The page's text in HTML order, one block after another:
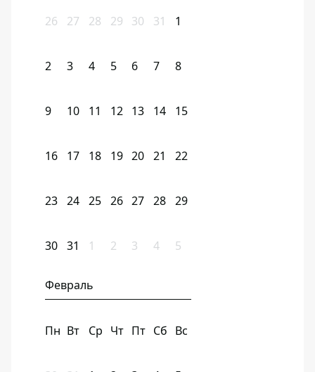
26 27 28 29 30 31 1
2 3 4 5 6 7 8
9 10 11 12 13 14 15
16 17 18 19 20 21 22
23 24 25 26 27 28 29
30 31 1 2 3 4 5
Февраль
Пн Вт Ср Чт Пт Сб Вс